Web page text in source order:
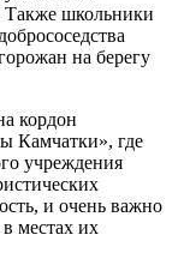
Также школьники
на берегу
кордон
Камчатки», где
учреждения
и очень важно
местах их